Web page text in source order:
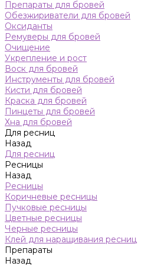
Препараты для бровей
Обезжириватели для бровей
Оксиданты
Ремуверы для бровей
Очищение
Укрепление и рост
Воск для бровей
Инструменты для бровей
Кисти для бровей
Краска для бровей
Пинцеты для бровей
Хна для бровей
Для ресниц
Назад
Для ресниц
Ресницы
Назад
Ресницы
Коричневые ресницы
Пучковые ресницы
Цветные ресницы
Черные ресницы
Клей для наращивания ресниц
Препараты
Назад